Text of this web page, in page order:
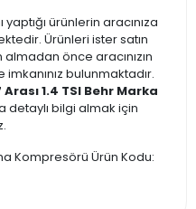
ürünlerin aracınıza
Ürünleri ister satın
almadan önce aracınızın
bulunmaktadır.
1.4 TSI Behr Marka
detaylı bilgi almak için
Kompresörü Ürün Kodu: